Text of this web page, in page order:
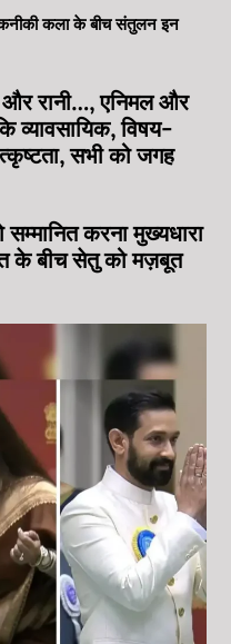
कला के बीच संतुलन इन
और रानी…, एनिमल और
व्यावसायिक, विषय-
सभी को जगह
करना मुख्यधारा
के बीच सेतु को मज़बूत